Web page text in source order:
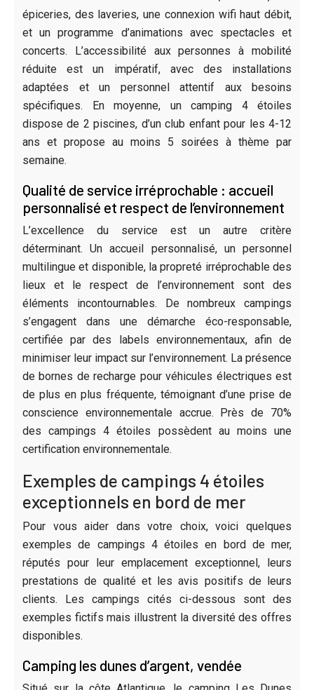
épiceries, des laveries, une connexion wifi haut débit,
et un programme d’animations avec spectacles et
concerts. L’accessibilité aux personnes à mobilité
réduite est un impératif, avec des installations
adaptées et un personnel attentif aux besoins
spécifiques. En moyenne, un camping 4 étoiles
dispose de 2 piscines, d’un club enfant pour les 4-12
ans et propose au moins 5 soirées à thème par
semaine.
Qualité de service irréprochable : accueil
personnalisé et respect de l’environnement
L’excellence du service est un autre critère
déterminant. Un accueil personnalisé, un personnel
multilingue et disponible, la propreté irréprochable des
lieux et le respect de l’environnement sont des
éléments incontournables. De nombreux campings
s’engagent dans une démarche éco-responsable,
certifiée par des labels environnementaux, afin de
minimiser leur impact sur l’environnement. La présence
de bornes de recharge pour véhicules électriques est
de plus en plus fréquente, témoignant d’une prise de
conscience environnementale accrue. Près de 70%
des campings 4 étoiles possèdent au moins une
certification environnementale.
Exemples de campings 4 étoiles
exceptionnels en bord de mer
Pour vous aider dans votre choix, voici quelques
exemples de campings 4 étoiles en bord de mer,
réputés pour leur emplacement exceptionnel, leurs
prestations de qualité et les avis positifs de leurs
clients. Les campings cités ci-dessous sont des
exemples fictifs mais illustrent la diversité des offres
disponibles.
Camping les dunes d’argent, vendée